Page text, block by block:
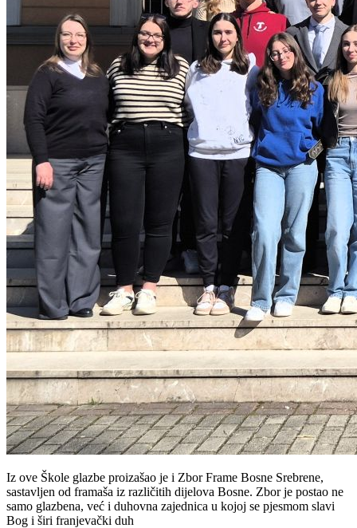
Iz ove Škole glazbe proizašao je i Zbor Frame Bosne Srebrene,
sastavljen od framaša iz različitih dijelova Bosne. Zbor je postao ne
samo glazbena, već i duhovna zajednica u kojoj se pjesmom slavi
Bog i širi franjevački duh